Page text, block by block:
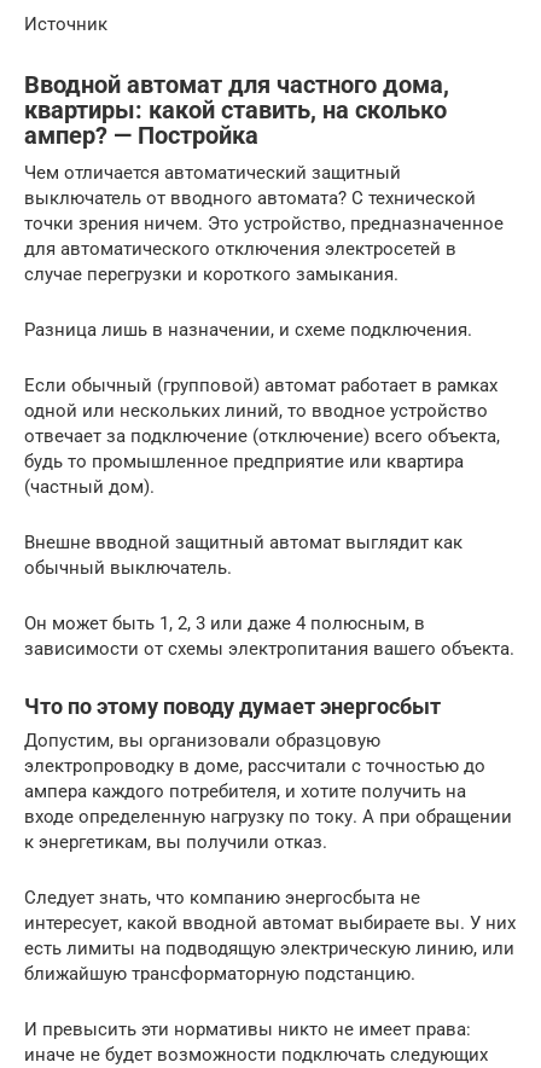
Источник
Вводной автомат для частного дома,
квартиры: какой ставить, на сколько
ампер? — Постройка
Чем отличается автоматический защитный
выключатель от вводного автомата? С технической
точки зрения ничем. Это устройство, предназначенное
для автоматического отключения электросетей в
случае перегрузки и короткого замыкания.
Разница лишь в назначении, и схеме подключения.
Если обычный (групповой) автомат работает в рамках
одной или нескольких линий, то вводное устройство
отвечает за подключение (отключение) всего объекта,
будь то промышленное предприятие или квартира
(частный дом).
Внешне вводной защитный автомат выглядит как
обычный выключатель.
Он может быть 1, 2, 3 или даже 4 полюсным, в
зависимости от схемы электропитания вашего объекта.
Что по этому поводу думает энергосбыт
Допустим, вы организовали образцовую
электропроводку в доме, рассчитали с точностью до
ампера каждого потребителя, и хотите получить на
входе определенную нагрузку по току. А при обращении
к энергетикам, вы получили отказ.
Следует знать, что компанию энергосбыта не
интересует, какой вводной автомат выбираете вы. У них
есть лимиты на подводящую электрическую линию, или
ближайшую трансформаторную подстанцию.
И превысить эти нормативы никто не имеет права:
иначе не будет возможности подключать следующих